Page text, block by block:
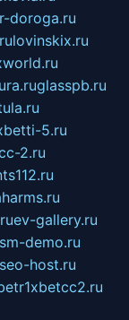
doroga.ru
lovinskix.ru
glasspb.ru
5.ru
2.ru
ev-gallery.ru
demo.ru
host.ru